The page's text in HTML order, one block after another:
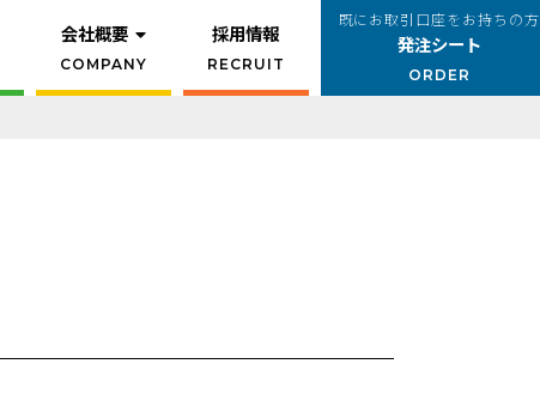
会社概要
COMPANY
採用情報
RECRUIT
既にお取引口座をお持ちの方
発注シート
ORDER